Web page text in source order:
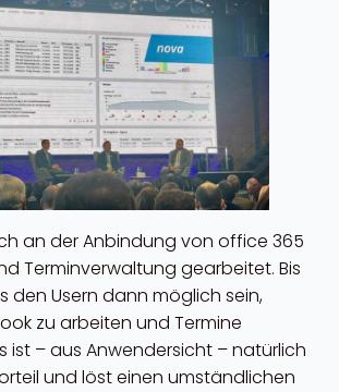
an der Anbindung von office 365
Terminverwaltung gearbeitet. Bis
den Usern dann möglich sein,
zu arbeiten und Termine
ist – aus Anwendersicht – natürlich
und löst einen umständlichen